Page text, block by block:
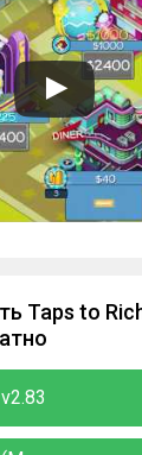
Taps to